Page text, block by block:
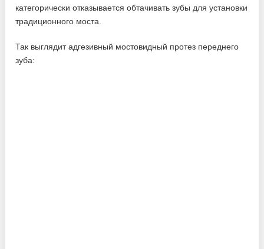
категорически отказывается обтачивать зубы для установки
традиционного моста.
Так выглядит адгезивный мостовидный протез переднего
зуба: